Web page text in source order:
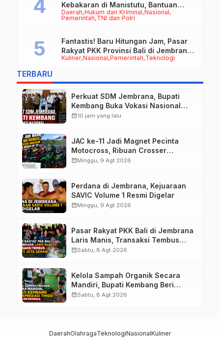
Daerah Hukum dan Kriminal Nasional
Pemerintah TNI dan Polri
Kebakaran di Manistutu, Bantuan
Disalurkan untuk Ringankan Beban
Kuliner Nasional Pemerintah Teknologi
Fantastis! Baru Hitungan Jam, Pasar
Rakyat PKK Provinsi Bali di Jembrana
Raup Omzet Ratusan Juta
TERBARU
Perkuat SDM Jembrana, Bupati
Kembang Buka Vokasi Nasional
Batch 3
calendar_month10 jam yang lalu
JAC ke-11 Jadi Magnet Pecinta
Motocross, Ribuan Crosser
Ramaikan HUT Kota Negara ke-131
calendar_monthMinggu, 9 Agt 2026
Perdana di Jembrana, Kejuaraan
SAVIC Volume 1 Resmi Digelar
calendar_monthMinggu, 9 Agt 2026
Pasar Rakyat PKK Bali di Jembrana
Laris Manis, Transaksi Tembus
Rp.672 Juta Sehari
calendar_monthSabtu, 8 Agt 2026
Kelola Sampah Organik Secara
Mandiri, Bupati Kembang Beri
Apresiasi Tinggi Warga Sri
calendar_monthSabtu, 8 Agt 2026
DaerahOlahragaTeknologiNasionalKuliner